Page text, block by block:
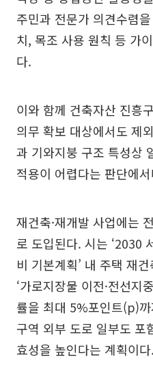
주민과 전문가 의견수렴
치, 목조 사용 원칙 등 가
다.
이와 함께 건축자산 진흥
의무 확보 대상에서도 제
과 기와지붕 구조 특성상
적용이 어렵다는 판단에
재건축·재개발 사업에는
로 도입된다. 시는 ‘2030
비 기본계획’ 내 주택 재
‘가로지장물 이전·전선지
률을 최대 5%포인트(p)
구역 외부 도로 일부도 포
효성을 높인다는 계획이다.